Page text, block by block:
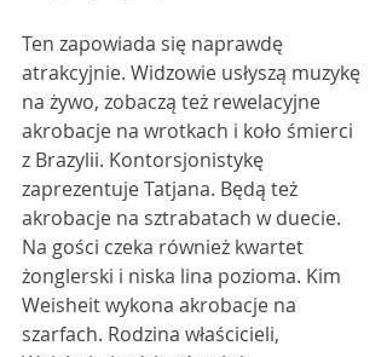
Ten zapowiada się naprawdę
atrakcyjnie. Widzowie usłyszą muzykę
na żywo, zobaczą też rewelacyjne
akrobacje na wrotkach i koło śmierci
z Brazylii. Kontorsjonistykę
zaprezentuje Tatjana. Będą też
akrobacje na sztrabatach w duecie.
Na gości czeka również kwartet
żonglerski i niska lina pozioma. Kim
Weisheit wykona akrobacje na
szarfach. Rodzina właścicieli,